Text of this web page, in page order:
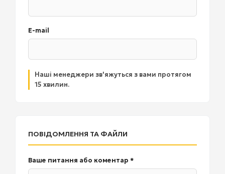
E-mail
Наші менеджери зв'яжуться з вами протягом
15 хвилин.
ПОВІДОМЛЕННЯ ТА ФАЙЛИ
Ваше питання або коментар *